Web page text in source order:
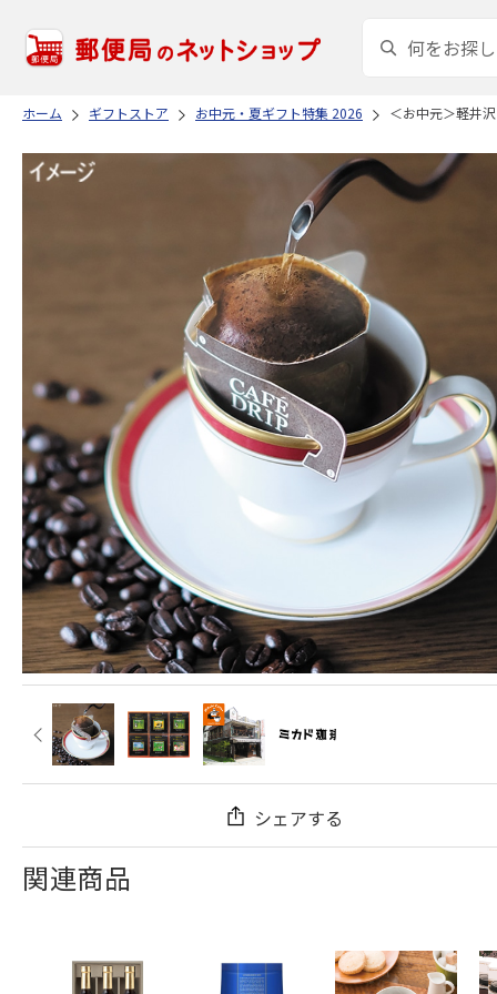
ホーム ギフトストア お中元・夏ギフト特集 2026 ＜お中元＞軽井
シェアする
関連商品